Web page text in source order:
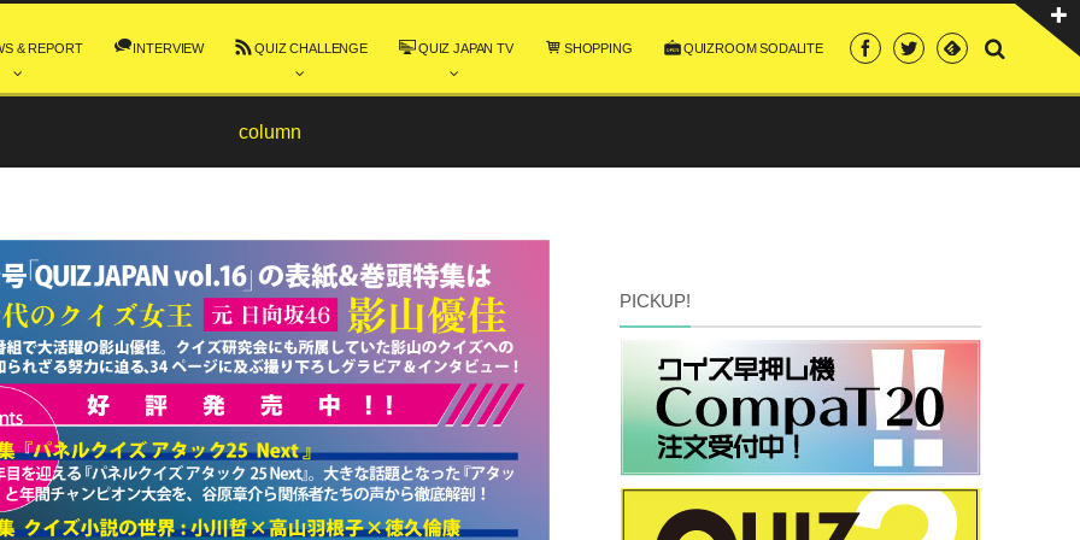
& REPORT INTERVIEW QUIZ CHALLENGE QUIZ JAPAN TV SHOPPING QUIZROOM SODALITE
column
PICKUP!